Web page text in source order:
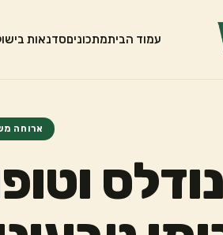
עמוד הביתמתכוניםסדנאות
ארוחה
נודלס